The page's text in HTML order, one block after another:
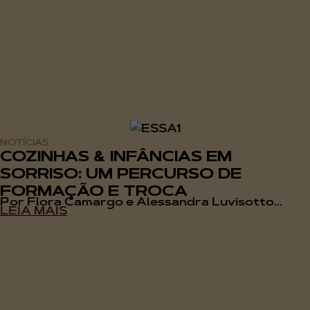
NOTÍCIAS
COZINHAS & INFÂNCIAS EM
SORRISO: UM PERCURSO DE
FORMAÇÃO E TROCA
Por Flora Camargo e Alessandra Luvisotto...
LEIA MAIS